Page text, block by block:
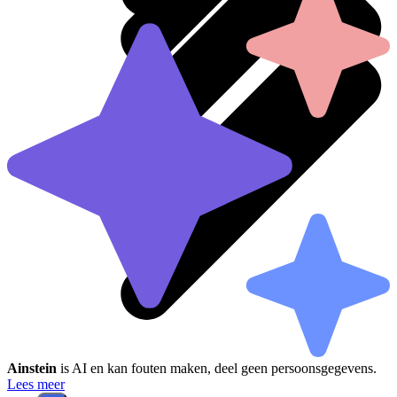
Ainstein is AI en kan fouten maken, deel geen persoonsgegevens.
Lees meer